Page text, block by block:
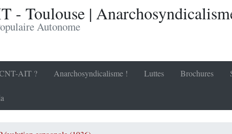
- Toulouse |
Autonome
AIT ? Anarchosyndicalisme ! Luttes Brochures